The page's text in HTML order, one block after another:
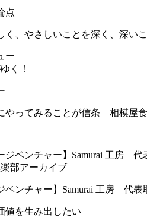
点
く、やさしいことを深く、深い
く！
やってみることが信条 相模屋
部アーカイブ
ベンチャー】Samurai 工房 代表
値を生み出したい